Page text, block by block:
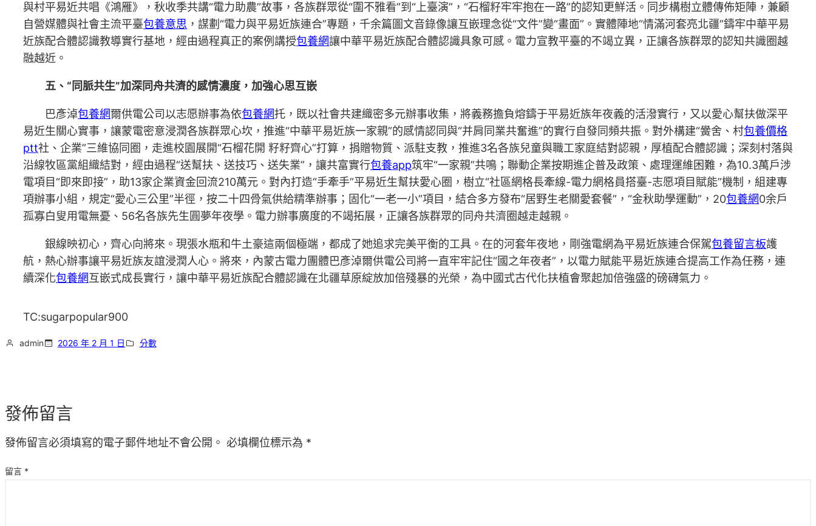
與村平易近共唱《鴻雁》，秋收季共講“電力助農”故事，各族群眾從“圍不雅看”到“上臺演”，“石榴籽牢牢抱在一路”的認知更鮮活。同步構樹立體傳佈矩陣，兼顧
自營媒體與社會主流平臺包養意思 ，謀劃“電力與平易近族連合”專題，千余篇圖文音錄像讓互嵌理念從“文件”變“畫面”。實體陣地“情滿河套亮北疆”鑄牢中華平易
近族配合體認識教導實行基地，經由過程真正的案例講授包養網讓中華平易近族配合體認識具象可感。電力宣教平臺的不竭立異，正讓各族群眾的認知共識圈越
融越近。
五、“同脈共生”加深同舟共濟的感情濃度，加強心思互嵌
巴彥淖包養網爾供電公司以志愿辦事為依包養網托，既以社會共建織密多元辦事收集，將義務擔負熔鑄于平易近族年夜義的活潑實行，又以愛心幫扶做深平
易近生關心實事，讓蒙電密意浸潤各族群眾心坎，推進“中華平易近族一家親”的感情認同與“并肩同業共奮進”的實行自發同頻共振。對外構建“黌舍、村包養價格
ptt社、企業”三維協同圈，走進校園展開“石榴花開 籽籽齊心”打算，捐贈物質、派駐支教，推進3名各族兒童與職工家庭結對認親，厚植配合體認識；深刻村落與
沿線牧區黨組織結對，經由過程“送幫扶、送技巧、送失業”，讓共富實行包養app筑牢“一家親”共鳴；聯動企業按期進企普及政策、處理運維困難，為10.3萬戶涉
電項目“即來即接”，助13家企業資金回流210萬元。對內打造“手牽手”平易近生幫扶愛心圈，樹立“社區網格長牽線-電力網格員搭臺-志愿項目賦能”機制，組建專
項辦事小組，規定“愛心三公里”半徑，按二十四骨氣供給精準辦事；固化“一老一小”項目，結合多方發布“居野生老關愛套餐”，“金秋助學運動”，20包養網0余戶
孤寡白叟用電無憂、56名各族先生圓夢年夜學。電力辦事廣度的不竭拓展，正讓各族群眾的同舟共濟圈越走越親。
銀線映初心，齊心向將來。現張水瓶和牛土豪這兩個極端，都成了她追求完美平衡的工具。在的河套年夜地，剛強電網為平易近族連合保駕包養留言板護
航，熱心辦事讓平易近族友誼浸潤人心。將來，內蒙古電力團體巴彥淖爾供電公司將一直牢牢記住“國之年夜者”，以電力賦能平易近族連合提高工作為任務，連
續深化包養網互嵌式成長實行，讓中華平易近族配合體認識在北疆草原綻放加倍殘暴的光榮，為中國式古代化扶植會聚起加倍強盛的磅礴氣力。
TC:sugarpopular900
admin 2026 年 2 月 1 日 分數
發佈留言
發佈留言必須填寫的電子郵件地址不會公開。 必填欄位標示為 *
留言 *